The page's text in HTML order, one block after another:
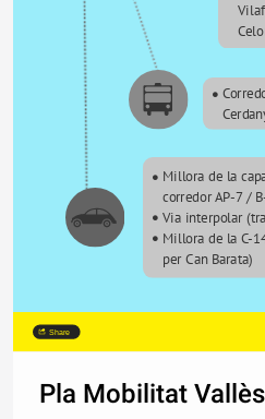
Millora de la
corredor AP-7 /
Via interpolar
Millora de la C-
per Can Barata)
Share
Pla Mobilitat Vallès